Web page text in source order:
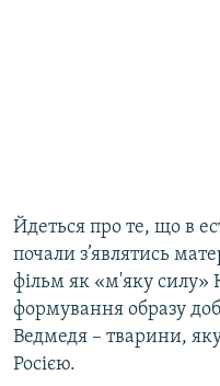
Йдеться про те, що в
почали з’являтись
фільм як «м'яку силу»
формування образу
Ведмедя – тварини,
Росією.